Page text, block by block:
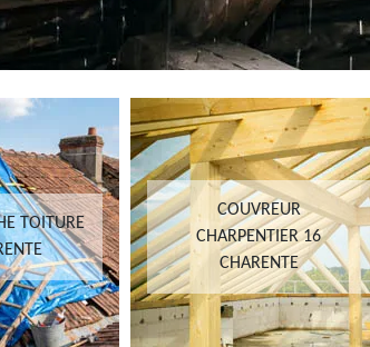
TOITURE
COUVREUR
CHARPENTIER 16
CHARENTE